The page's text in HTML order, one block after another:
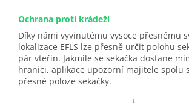
Ochrana proti krádeži
Díky námi vyvinutému vysoce přesnému
lokalizace EFLS lze přesně určit polohu
pár vteřin. Jakmile se sekačka dostane
hranici, aplikace upozorní majitele spolu
přesné poloze sekačky.